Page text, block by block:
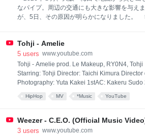
た。」を期間限定で無料公開いたします。 藤
先生が17歳から26歳の間に描いた読み切り作
売とあわせて、ぜひこの機会に圧巻の映像世界
しみください。 ────
なパイプ。周辺の交通にも大きな影響を与え
が、5日、その原因が明らかになりました。
上せり上がってしまっています」 3月、大阪
地で突然起きた“異変”。直径3.5メートルの太い
パイプが地面から突き出しています。 パイプ
出しは一時、13メートルほどに及び、新御堂筋
にあわや衝突という状況に。 これを受け、周
ど、大きな影響を与えました。 タクシー
時間近くかかった。全然動かなかった」 タク
転手 「（普段、梅田から）7～8分で来ら
Tohji - Amelie
5 users www.youtube.com
Tohji - Amelie prod. Le Makeup, RY0N4, Tohji
Starring: Tohji Director: Taichi Kimura Director
Photography: Yuta Kakei 1stAC: Kakeru Sudo
Stylist: auskou Stylist Assistants: Hinata Fujii,
Assistant: Genki Murakami Make up: Yuka
up Assistant: Ani Cast: Shiuko Casting: Miyu
HipHop MV *Music YouTube
Weezer - C.E.O. (Official Music
3 users www.youtube.com